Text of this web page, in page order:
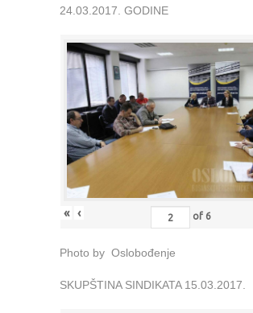
24.03.2017. GODINE
« ‹ of 6
Photo by Oslobođenje
SKUPŠTINA SINDIKATA 15.03.2017.